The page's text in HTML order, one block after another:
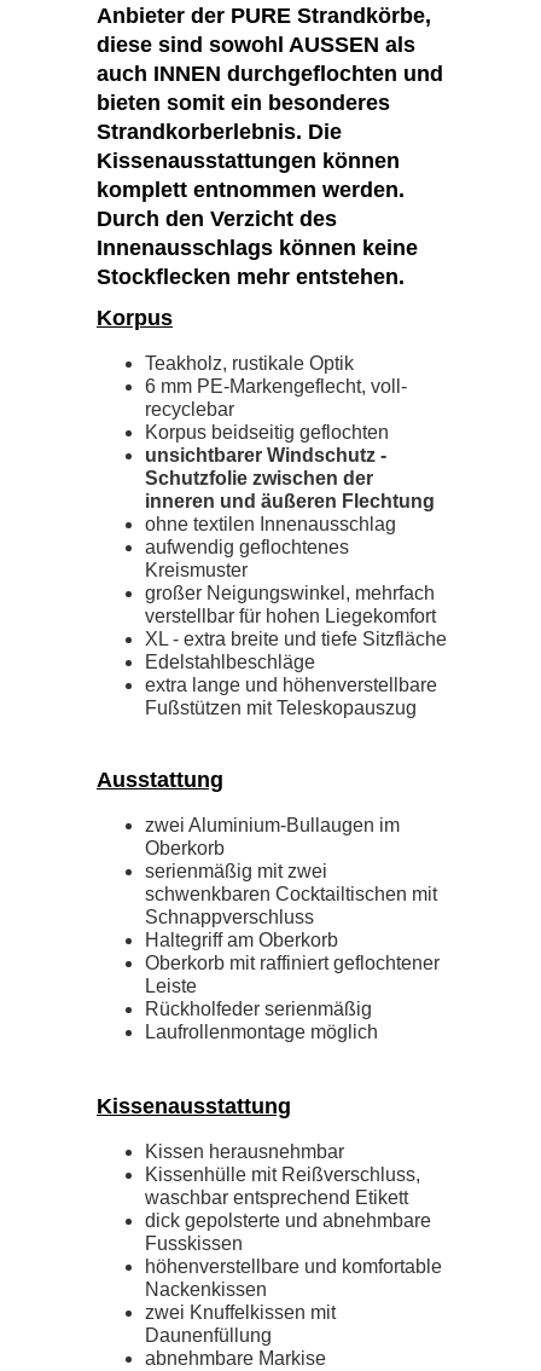
Anbieter der PURE Strandkörbe,
diese sind sowohl AUSSEN als
auch INNEN durchgeflochten und
bieten somit ein besonderes
Strandkorberlebnis. Die
Kissenausstattungen können
komplett entnommen werden.
Durch den Verzicht des
Innenausschlags können keine
Stockflecken mehr entstehen.
Korpus
Teakholz, rustikale Optik
6 mm PE-Markengeflecht, voll-
recyclebar
Korpus beidseitig geflochten
unsichtbarer Windschutz -
Schutzfolie zwischen der
inneren und äußeren Flechtung
ohne textilen Innenausschlag
aufwendig geflochtenes
Kreismuster
großer Neigungswinkel, mehrfach
verstellbar für hohen Liegekomfort
XL - extra breite und tiefe Sitzfläche
Edelstahlbeschläge
extra lange und höhenverstellbare
Fußstützen mit Teleskopauszug
Ausstattung
zwei Aluminium-Bullaugen im
Oberkorb
serienmäßig mit zwei
schwenkbaren Cocktailtischen mit
Schnappverschluss
Haltegriff am Oberkorb
Oberkorb mit raffiniert geflochtener
Leiste
Rückholfeder serienmäßig
Laufrollenmontage möglich
Kissenausstattung
Kissen herausnehmbar
Kissenhülle mit Reißverschluss,
waschbar entsprechend Etikett
dick gepolsterte und abnehmbare
Fusskissen
höhenverstellbare und komfortable
Nackenkissen
zwei Knuffelkissen mit
Daunenfüllung
abnehmbare Markise